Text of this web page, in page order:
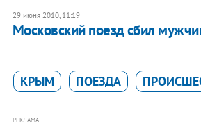
29 июня 2010, 11:19
Московский поезд сбил
КРЫМ ПОЕЗДА
РЕКЛАМА